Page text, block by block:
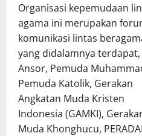
Organisasi kepemudaan
agama ini merupakan
komunikasi lintas
yang didalamnya terdapat,
Ansor, Pemuda
Pemuda Katolik, Gerakan
Angkatan Muda Kristen
Indonesia (GAMKI),
Muda Khonghucu,